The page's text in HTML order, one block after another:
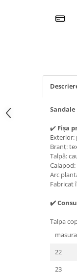
✔️ Fișa
Exterior:
Branț:
Talpă:
Arc
Fabricat
✔️
Talpa
masura
22
23